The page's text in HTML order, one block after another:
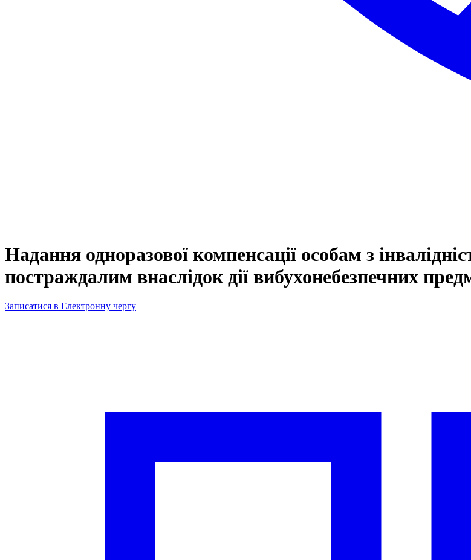
Надання одноразової компенсації особам з
постраждалим внаслідок дії вибухонебезпечних
Записатися в Електронну чергу